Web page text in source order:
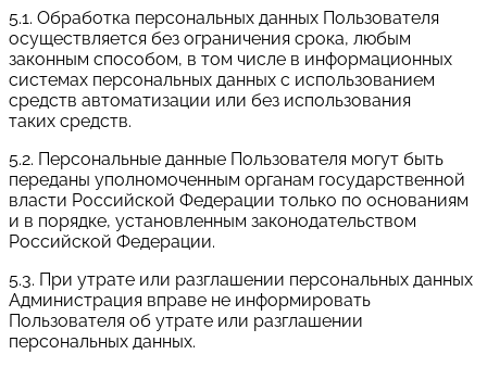
5.1. Обработка персональных данных Пользователя
осуществляется без ограничения срока, любым
законным способом, в том числе в информационных
системах персональных данных с использованием
средств автоматизации или без использования
таких средств.
5.2. Персональные данные Пользователя могут быть
переданы уполномоченным органам государственной
власти Российской Федерации только по основаниям
и в порядке, установленным законодательством
Российской Федерации.
5.3. При утрате или разглашении персональных данных
Администрация вправе не информировать
Пользователя об утрате или разглашении
персональных данных.